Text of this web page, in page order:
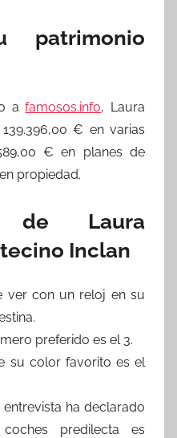
patrimonio
afamosos.info, Laura
€ en varias
€ en planes de
propiedad.
de Laura
Inclan
ver con un reloj en su
preferido es el 3.
su color favorito es el
ha declarado
predilecta es